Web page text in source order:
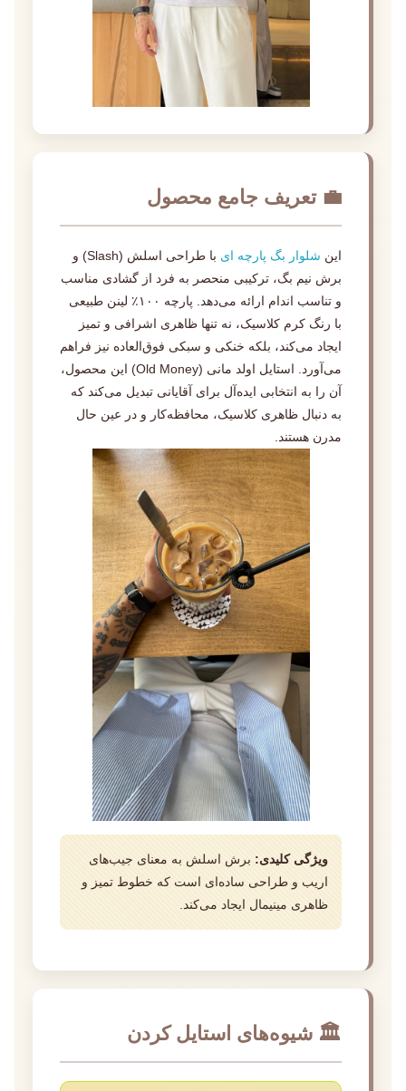
💼 تعریف جامع محصول
این شلوار بگ پارچه ای
با طراحی اسلش (Slash) و
برش نیم بگ، ترکیبی منحصر به فرد از گشادی مناسب
و تناسب اندام ارائه می‌دهد. پارچه ۱۰۰٪ لینن طبیعی
با رنگ کرم کلاسیک، نه تنها ظاهری اشرافی و تمیز
ایجاد می‌کند، بلکه خنکی و سبکی فوق‌العاده نیز فراهم
می‌آورد. استایل اولد مانی (Old Money) این محصول،
آن را به انتخابی ایده‌آل برای آقایانی تبدیل می‌کند که
به دنبال ظاهری کلاسیک، محافظه‌کار و در عین حال
مدرن هستند.
ویژگی کلیدی: برش اسلش به معنای جیب‌های
اریب و طراحی ساده‌ای است که خطوط تمیز و
ظاهری مینیمال ایجاد می‌کند.
🏛️ شیوه‌های استایل کردن